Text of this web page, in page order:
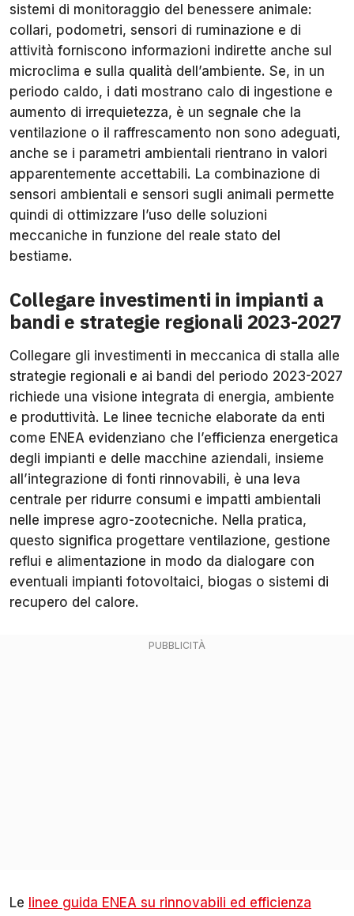
sistemi di monitoraggio del benessere animale:
collari, podometri, sensori di ruminazione e di
attività forniscono informazioni indirette anche sul
microclima e sulla qualità dell’ambiente. Se, in un
periodo caldo, i dati mostrano calo di ingestione e
aumento di irrequietezza, è un segnale che la
ventilazione o il raffrescamento non sono adeguati,
anche se i parametri ambientali rientrano in valori
apparentemente accettabili. La combinazione di
sensori ambientali e sensori sugli animali permette
quindi di ottimizzare l’uso delle soluzioni
meccaniche in funzione del reale stato del
bestiame.
Collegare investimenti in impianti a
bandi e strategie regionali 2023-2027
Collegare gli investimenti in meccanica di stalla alle
strategie regionali e ai bandi del periodo 2023-2027
richiede una visione integrata di energia, ambiente
e produttività. Le linee tecniche elaborate da enti
come ENEA evidenziano che l’efficienza energetica
degli impianti e delle macchine aziendali, insieme
all’integrazione di fonti rinnovabili, è una leva
centrale per ridurre consumi e impatti ambientali
nelle imprese agro-zootecniche. Nella pratica,
questo significa progettare ventilazione, gestione
reflui e alimentazione in modo da dialogare con
eventuali impianti fotovoltaici, biogas o sistemi di
recupero del calore.
Le linee guida ENEA su rinnovabili ed efficienza